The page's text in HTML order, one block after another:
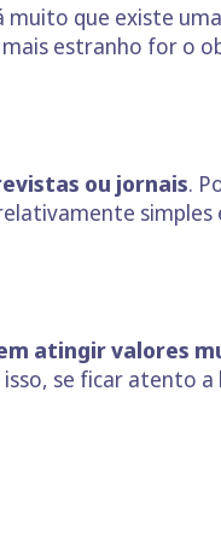
muito que existe
estranho for o
ou jornais.
simples
atingir valores
se ficar atento